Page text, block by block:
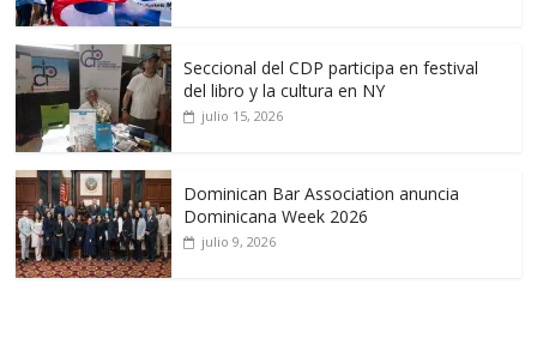
Seccional del CDP participa en festival
del libro y la cultura en NY
julio 15, 2026
Dominican Bar Association anuncia
Dominicana Week 2026
julio 9, 2026